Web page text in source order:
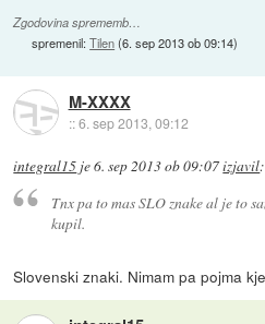
Zgodovina sprememb…
spremenil:Tilen(6. sep 2013 ob 09:14)
M-XXXX
::6. sep 2013, 09:12
integral15 je6. sep 2013 ob 09:07izjavil:
Tnx pa to mas SLO znake al je to
kupil.
Slovenski znaki. Nimam pa pojma